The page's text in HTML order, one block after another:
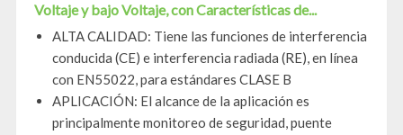
Voltaje y bajo Voltaje, con Características de...
ALTA CALIDAD: Tiene las funciones de interferencia
conducida (CE) e interferencia radiada (RE), en línea
con EN55022, para estándares CLASE B
APLICACIÓN: El alcance de la aplicación es
principalmente monitoreo de seguridad, puente